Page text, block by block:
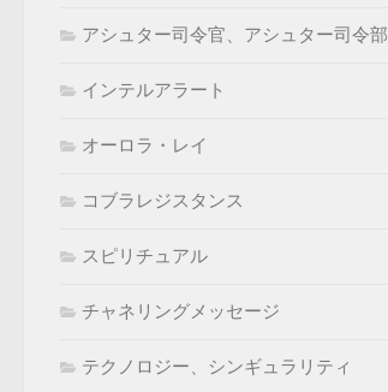
アシュター司令官、アシュター司令部
インテルアラート
オーロラ・レイ
コブラレジスタンス
スピリチュアル
チャネリングメッセージ
テクノロジー、シンギュラリティ